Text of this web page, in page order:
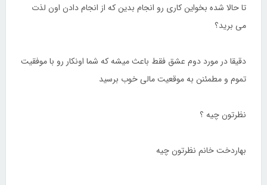
تا حالا شده بخواین کاری رو انجام بدین که از انجام دادن اون لذت
می برید؟
دقیقا در مورد دوم عشق فقط باعث میشه که شما اونکار رو با موفقیت
تموم و مطمئنن به موقعیت مالی خوب برسید
نظرتون چیه ؟
بهاردخت خانم نظرتون چیه